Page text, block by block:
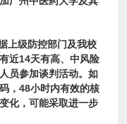
上级防控部门及我校
近14天有高、中风险
员参加谈判活动。如
，48小时内有效的核
化，可能采取进一步